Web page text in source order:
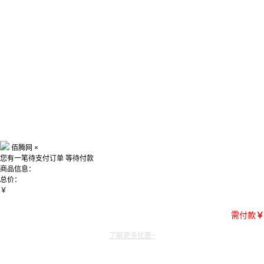
佰腾网 ×
您有一笔待支付订单 等待付款
商品信息：
总价：
￥
需付款￥
了解更多优惠~